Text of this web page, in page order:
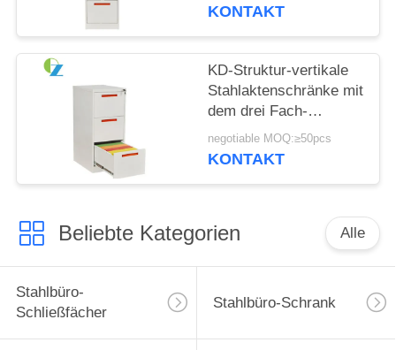
Kabinett
KONTAKT
KD-Struktur-vertikale
Stahlaktenschränke mit
dem drei Fach-
modernen Entwurf
negotiable MOQ:≥50pcs
KONTAKT
Beliebte Kategorien Alle
Stahlbüro-
Schließfächer
Stahlbüro-Schrank